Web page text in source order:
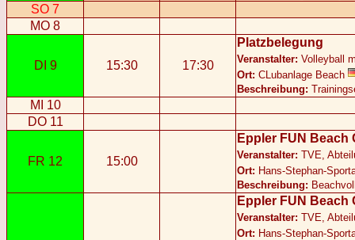
SO 7
MO 8
DI 9 15:30 17:30
Platzbelegung
Veranstalter: Volleyball
Ort: CLubanlage Beach
Beschreibung:
MI 10
DO 11
FR 12 15:00
Eppler FUN Beach
Veranstalter: TVE,
Ort: Hans-Stephan-
Beschreibung:
Eppler FUN Beach
Veranstalter: TVE,
Ort: Hans-Stephan-